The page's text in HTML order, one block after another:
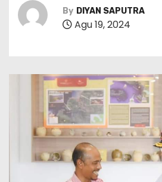
By DIYAN SAPUTRA
Agu 19, 2024